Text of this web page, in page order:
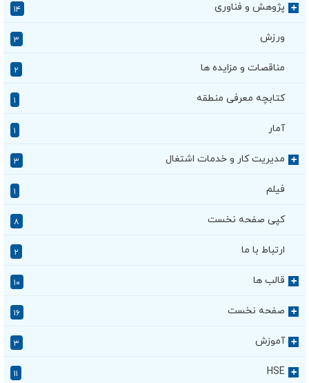
+ پژوهش و فناوری ۱۴
ورزش ۳
مناقصات و مزایده ها ۲
کتابچه معرفی منطقه
آمار
+ مدیریت کار و خدمات اشتغال ۳
فیلم
کپی صفحه نخست ۸
ارتباط با ما ۲
+ قالب ها ۱۰
+ صفحه نخست ۱۶
+ آموزش ۳
+
HSE